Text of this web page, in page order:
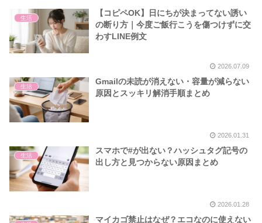
生活
【コピペOK】日にちが決まってない誘い
の断り方｜今度ご飯行こうを傷つけずに交
わすLINE例文
2026.07.09
生活
Gmailの未読が消えない・容量が減らない
原因とスッキリ解消手順まとめ
2026.01.31
生活
スマホで#が出ない？ハッシュタグ記号の
出し方と見つからない原因まとめ
2026.01.28
マイカゴ禁止はなぜ？エコなのに使えない